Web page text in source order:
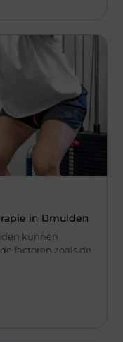
in IJmuiden
kunnen
factoren zoals de